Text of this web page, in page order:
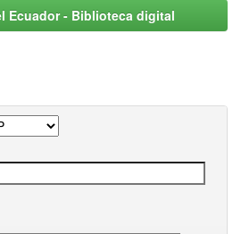
Ecuador - Biblioteca digital